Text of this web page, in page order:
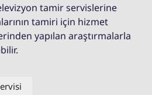
tamir servislerine
tamiri için hizmet
yapılan araştırmalarla